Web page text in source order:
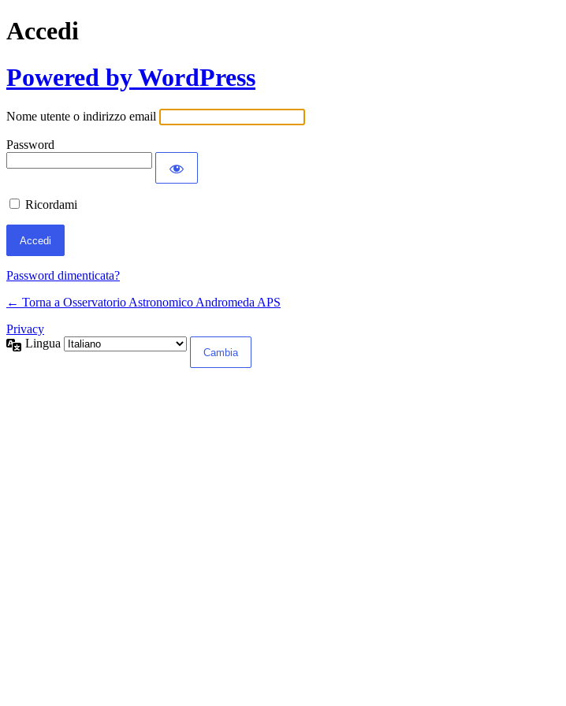
Accedi
Powered by WordPress
Nome utente o indirizzo email
Password
Ricordami
Password dimenticata?
← Torna a Osservatorio Astronomico Andromeda APS
Privacy
Lingua